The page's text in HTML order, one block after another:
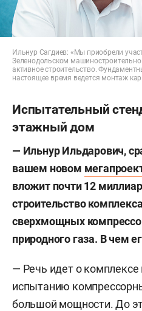
Ильнур Сагдиев: «Мы приобрели
Зеленодольском
активное строительство.
настоящее время ведется монтаж
Испытательный
этажный дом
— Ильнур Ильдарович,
вашем новом
вложит почти 12
строительство
сверхмощных
природного газа. В чем
— Речь идет о комплексе
испытанию
большой мощности. До